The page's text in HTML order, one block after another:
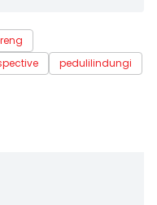
pedulilindungi